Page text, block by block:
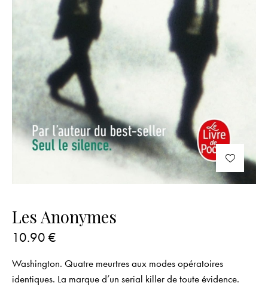
Les Anonymes
10.90 €
Washington. Quatre meurtres aux modes opératoires
identiques. La marque d’un serial killer de toute évidence.